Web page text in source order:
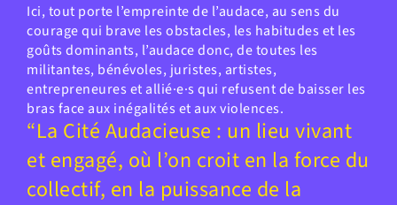
Ici, tout porte l’empreinte de l’audace, au sens du
courage qui brave les obstacles, les habitudes et les
goûts dominants, l’audace donc, de toutes les
militantes, bénévoles, juristes, artistes,
entrepreneures et allié·e·s qui refusent de baisser les
bras face aux inégalités et aux violences.
“La Cité Audacieuse : un lieu vivant
et engagé, où l’on croit en la force du
collectif, en la puissance de la